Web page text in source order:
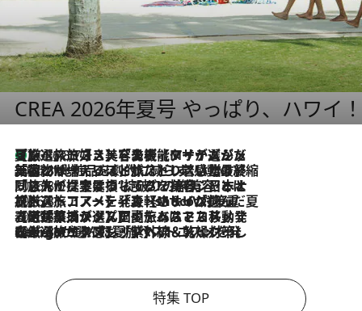
CREA 2026年夏号 やっぱり、ハワイ
2026.8.7
【厳選旅コスメ】「多機能アイテムがメイン！」旅好き美容エディターが選んだ夏旅ベストコスメを発表【Mサイズジップ】
2026.8.6
「荷物が増えるほど旅ストレスは増す」美容ジャーナリストがたどり着いた最終結論。“化粧品を劇的に減らす”感動の凝縮美容とは
2026.8.6
「旅先には金髪ウィッグを持参」日本と同じメイクでは損してる!? 美容ジャーナリストが提案する“掟破りの旅美容”とは
2026.8.6
【厳選旅コスメ】「身軽さ＆UV対策重視！」ヘアアーティストshucoが選んだ夏旅ベストコスメを発表【Mサイズジップ】
2026.8.5
【厳選旅コスメ】国内をあちこち移動する河井菜摘が選んだ夏旅ベストコスメ発表！「リラックスアイテムはマスト」【Mサイズジップ】
2026.8.4
【厳選旅コスメ】「紫外線＆乾燥対策しながらメイク感も！」ヘア＆メイクGeorgeが選んだ夏旅ベストコスメを発表！【Mサイズジップ】
特集 TOP